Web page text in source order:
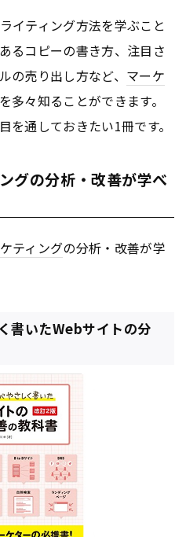
イティング方法を学ぶこと
るコピーの書き方、注目さ
の売り出し方など、 マーケ
多々知ることができます。
を通しておきたい1冊です。
グの分析・改善が学べ
ティングの分析・改善が学
書いたWebサイトの分